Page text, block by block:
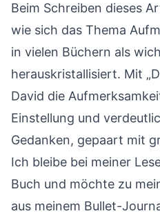
Beim Schreiben dieses
wie sich das Thema
in vielen Büchern als
herauskristallisiert. Mit
David die
Einstellung und
Gedanken, gepaart mit
Ich bleibe bei meiner
Buch und möchte zu
aus meinem Bullet-